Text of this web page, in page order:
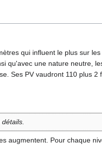
qui influent le plus sur
qu'avec une nature neutre,
Ses PV vaudront 110 plus 2
augmentent. Pour chaque